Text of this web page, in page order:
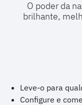
O poder da
brilhante,
Leve-o para
Configure e